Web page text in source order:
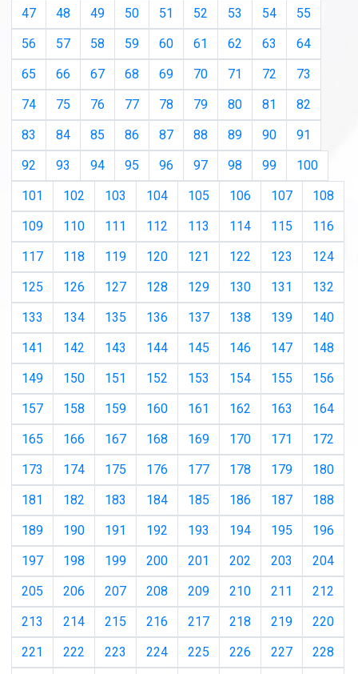
47
48 49 50 51 52 53 54
55
56
57 58 59 60 61 62 63
64
65
66 67 68 69 70 71 72
73
74
75 76 77 78 79 80 81
82
83
84 85 86 87 88 89 90
91
92
93 94 95 96 97 98 99
100
101
102 103 104 105 106 107
108
109
110 111 112 113 114 115
116
117
118 119 120 121 122 123
124
125
126 127 128 129 130 131
132
133
134 135 136 137 138 139
140
141
142 143 144 145 146 147
148
149
150 151 152 153 154 155
156
157
158 159 160 161 162 163
164
165
166 167 168 169 170 171
172
173
174 175 176 177 178 179
180
181
182 183 184 185 186 187
188
189
190 191 192 193 194 195
196
197
198 199 200 201 202 203
204
205
206 207 208 209 210 211
212
213
214 215 216 217 218 219
220
221
222 223 224 225 226 227
228